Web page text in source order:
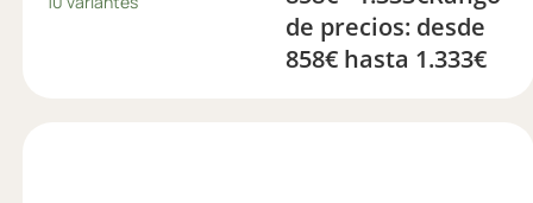
de precios: desde
858€ hasta 1.333€